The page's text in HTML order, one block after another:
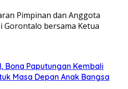
Pimpinan dan Anggota
Gorontalo bersama Ketua
Bona Paputungan Kembali
Masa Depan Anak Bangsa